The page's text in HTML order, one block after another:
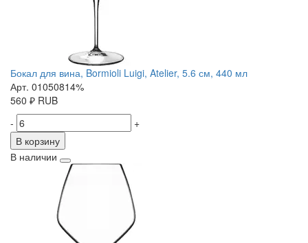
Бокал для вина, Bormioli Luigi, Atelier, 5.6 см, 440 мл
Арт. 01050814%
560 ₽ RUB
-
+
В корзину
В наличии